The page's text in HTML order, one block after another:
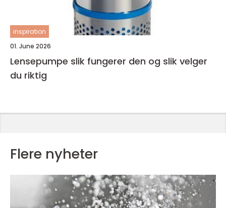
inspiration
01. June 2026
Lensepumpe slik fungerer den og slik velger
du riktig
Flere nyheter